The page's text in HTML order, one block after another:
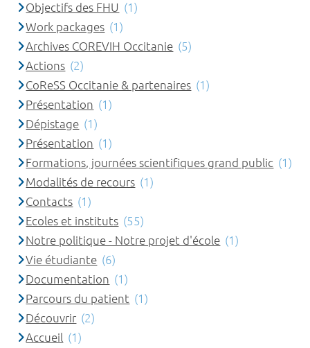
Objectifs des FHU (1)
Work packages (1)
Archives COREVIH Occitanie (5)
Actions (2)
CoReSS Occitanie & partenaires (1)
Présentation (1)
Dépistage (1)
Présentation (1)
Formations, journées scientifiques grand public (1)
Modalités de recours (1)
Contacts (1)
Ecoles et instituts (55)
Notre politique - Notre projet d'école (1)
Vie étudiante (6)
Documentation (1)
Parcours du patient (1)
Découvrir (2)
Accueil (1)